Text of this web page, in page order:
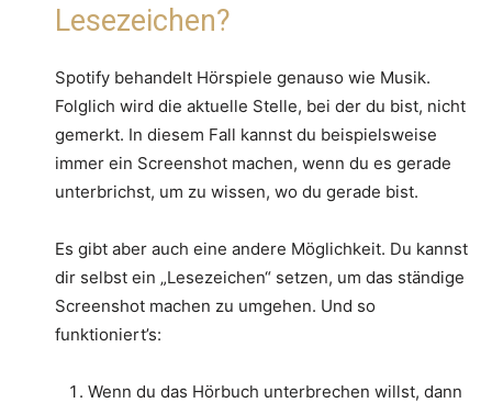
Lesezeichen?
Spotify behandelt Hörspiele genauso wie Musik.
Folglich wird die aktuelle Stelle, bei der du bist, nicht
gemerkt. In diesem Fall kannst du beispielsweise
immer ein Screenshot machen, wenn du es gerade
unterbrichst, um zu wissen, wo du gerade bist.
Es gibt aber auch eine andere Möglichkeit. Du kannst
dir selbst ein „Lesezeichen“ setzen, um das ständige
Screenshot machen zu umgehen. Und so
funktioniert’s:
Wenn du das Hörbuch unterbrechen willst, dann